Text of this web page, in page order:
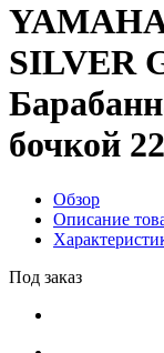
SILVER
бочкой
Обзор
Описание
Под заказ